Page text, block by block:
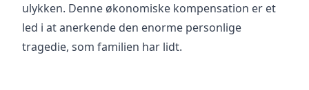
ulykken. Denne økonomiske kompensation er et
led i at anerkende den enorme personlige
tragedie, som familien har lidt.